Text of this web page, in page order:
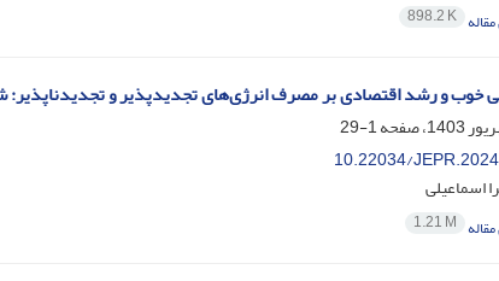
898.2 K
خوب و رشد اقتصادی بر مصرف انرژی‌های تجدیدپذیر و
1-29
10.22034/
اسماعیلی
1.21 M